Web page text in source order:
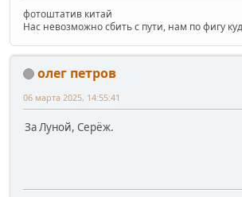
фотоштатив китай
Нас невозможно сбить с пути, нам по фигу
олег петров
06 марта 2025, 14:55:41
За Луной, Серёж.